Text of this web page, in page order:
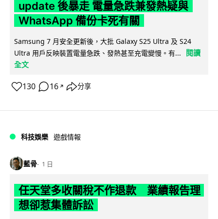
update 後暴走 電量急跌兼發熱疑與
WhatsApp 備份卡死有關
Samsung 7 月安全更新後，大批 Galaxy S25 Ultra 及 S24
Ultra 用戶反映裝置電量急跌、發熱甚至充電變慢。有...
閱讀
全文
130 16 ↗ 分享
科技娛樂 遊戲情報
藍骨 1 日
任天堂多收關稅不作退款 業績報告理
想卻惹集體訴訟